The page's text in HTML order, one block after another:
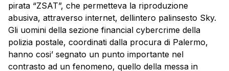
pirata “ZSAT”, che permetteva la riproduzione
abusiva, attraverso internet, dellintero palinsesto Sky.
Gli uomini della sezione financial cybercrime della
polizia postale, coordinati dalla procura di Palermo,
hanno cosi’ segnato un punto importante nel
contrasto ad un fenomeno, quello della messa in